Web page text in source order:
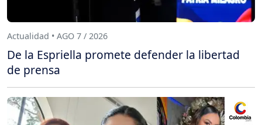
Actualidad • AGO 7 / 2026
De la Espriella promete defender la libertad
de prensa